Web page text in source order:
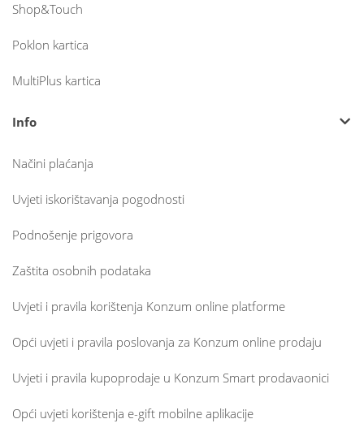
Shop&Touch
Poklon kartica
MultiPlus kartica
Info
Načini plaćanja
Uvjeti iskorištavanja pogodnosti
Podnošenje prigovora
Zaštita osobnih podataka
Uvjeti i pravila korištenja Konzum online platforme
Opći uvjeti i pravila poslovanja za Konzum online prodaju
Uvjeti i pravila kupoprodaje u Konzum Smart prodavaonici
Opći uvjeti korištenja e-gift mobilne aplikacije